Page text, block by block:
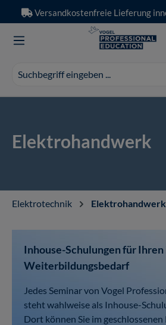
Zum Hauptinhalt springen
Versandkostenfreie Lieferung
erscheinen
während
Elektrohandwerk
Elektrotechnik Elektrohandwerk
Inhouse-Schulungen für
Weiterbildungsbedarf
Jedes Seminar von Vogel
steht wahlweise als Inhouse-
Dort können Sie im geschlossenen